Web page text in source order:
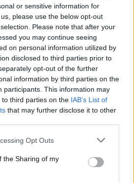
or sensitive information for
please use the below opt-out
Please note that after your
you may continue seeing
on personal information utilized by
disclosed to third parties prior to
opt-out of the further
information by third parties on the
participants. This information may
third parties on the IAB’s List of
that may further disclose it to other
Opt Outs
the Sharing of my
una cosa che
quasi tutti
importante: questo studio è
negli Stati Uniti dove a quanto
un tipo di vettura molto
ragioni,non hanno
ibrida consente di beneficiare di
elettrici – consumi ridotti,
quasi azzerato – senza
loro svantaggi – poca
e lunghi tempi di
evidentemente, a molti